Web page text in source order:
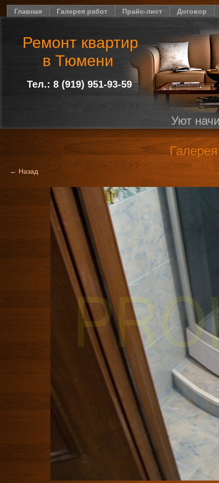
Главная Галерея работ Прайс-лист Договор
Ремонт квартир
в Тюмени
Тел.: 8 (919) 951-93-59
Уют
← Назад